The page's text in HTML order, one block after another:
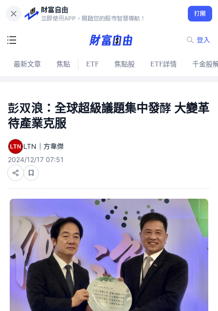
財富自由
立即使用APP，開啟您的股市智慧導航！
打開
登入
最新文章 焦點 ETF 焦點股 ETF詳情 千金股
彭双浪：全球超級議題集中發酵 大變革
待產業克服
LTN｜方韋傑
2024/12/17 07:51